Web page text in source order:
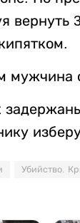
мужчина
Убийство.